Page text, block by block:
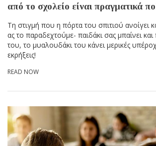
από το σχολείο είναι πραγματικά
Τη στιγμή που η πόρτα του σπιτιού ανοίγει
ας το παραδεχτούμε- παιδάκι σας μπαίνει και
του, το μυαλουδάκι του κάνει μερικές
εκρήξεις!
READ NOW